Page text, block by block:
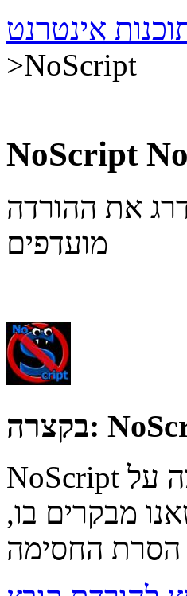
אינטרנט
>NoScript
NoScript
את ההורדה
מועדפים
בקצרה:
NoScript מוסיף כפתור הנמצא באחד מקצוות העמוד. לחיצה על
מבקרים בו,